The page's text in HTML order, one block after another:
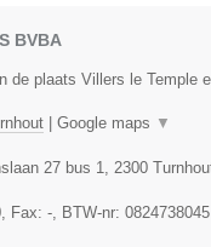
BVBA
de plaats Villers le Temple
Google maps ▼
27 bus 1, 2300
, Fax: -, BTW-nr: 0824738045